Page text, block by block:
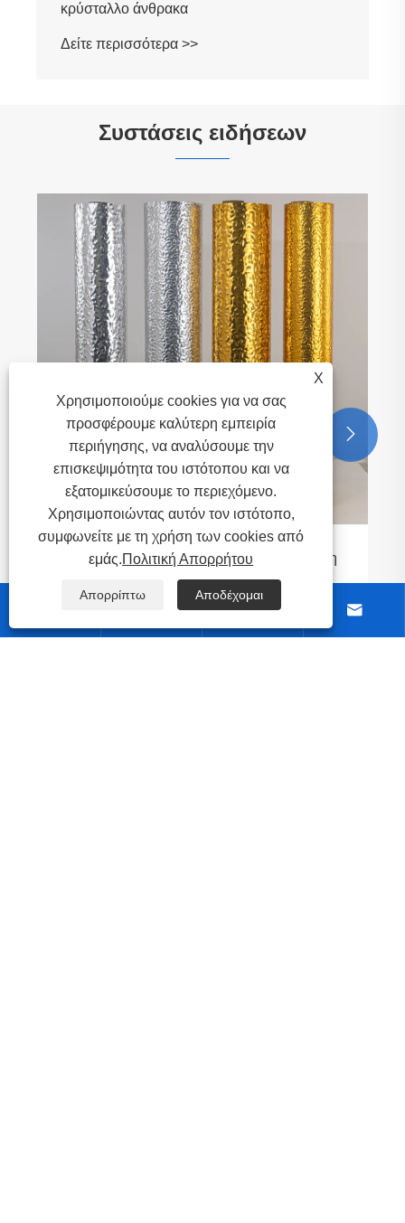
Συστάσεις ειδήσεων
Τα πλεονεκτήματα του Carbon Crystal Wall
Panel.
Δείτε περισσότερα >>

 
X
Χρησιμοποιούμε cookies για να σας
προσφέρουμε καλύτερη εμπειρία
περιήγησης, να αναλύσουμε την
επισκεψιμότητα του ιστότοπου και να
εξατομικεύσουμε το περιεχόμενο.
Χρησιμοποιώντας αυτόν τον ιστότοπο,
συμφωνείτε με τη χρήση των cookies από
εμάς.Πολιτική Απορρήτου
Απορρίπτω Αποδέχομαι